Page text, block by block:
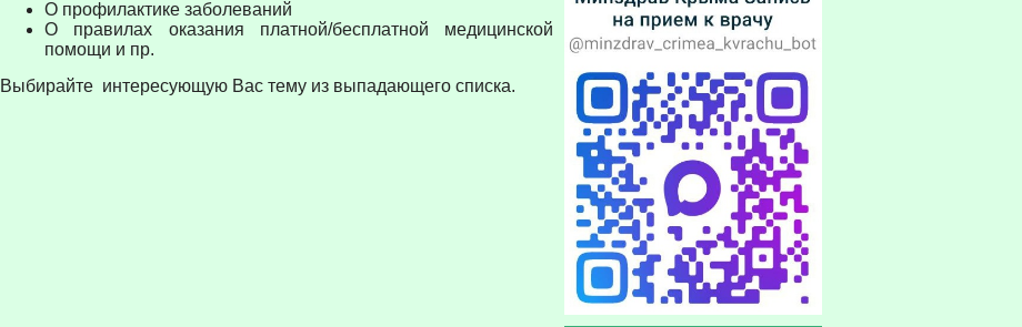
О профилактике заболеваний
О правилах оказания платной/бесплатной медицинской
помощи и пр.
Выбирайте интересующую Вас тему из выпадающего списка.